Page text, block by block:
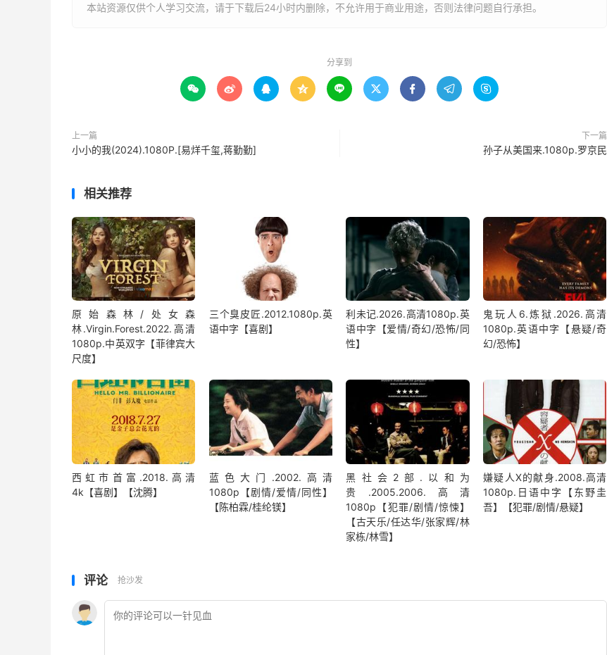
本站资源仅供个人学习交流，请于下载后24小时内删除，不允许用于商业用途，否则法律问题自行承担。
分享到
        
上一篇
小小的我(2024).1080P.[易烊千玺,蒋勤勤]
下一篇
孙子从美国来.1080p.罗京民
相关推荐
原始森林/处女森
林.Virgin.Forest.2022.高清
1080p.中英双字【菲律宾大
尺度】
三个臭皮匠.2012.1080p.英
语中字【喜剧】
利未记.2026.高清1080p.英
语中字【爱情/奇幻/恐怖/同
性】
鬼玩人6.炼狱.2026.高清
1080p.英语中字【悬疑/奇
幻/恐怖】
西虹市首富.2018.高清
4k【喜剧】【沈腾】
蓝色大门.2002.高清
1080p【剧情/爱情/同性】
【陈柏霖/桂纶镁】
黑社会2部.以和为
贵.2005.2006.高清
1080p【犯罪/剧情/惊悚】
【古天乐/任达华/张家辉/林
家栋/林雪】
嫌疑人X的献身.2008.高清
1080p.日语中字【东野圭
吾】【犯罪/剧情/悬疑】
评论 抢沙发